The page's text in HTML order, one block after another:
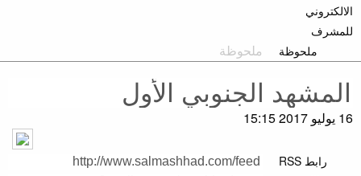
الالكتروني
للمشرف
ملحوظة
16 يوليو 2017 15:15
رابط RSS